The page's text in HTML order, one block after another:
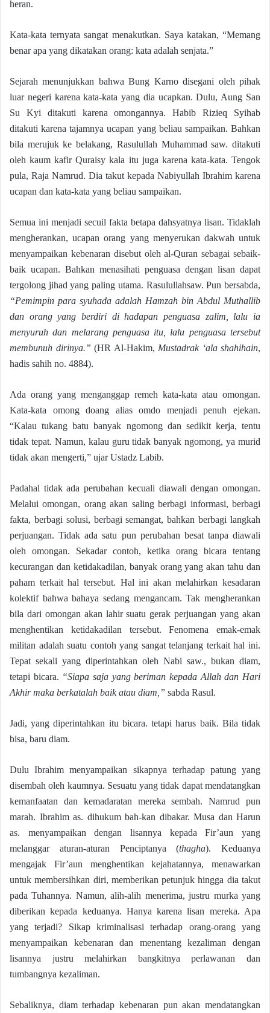
heran.
Kata-kata ternyata sangat menakutkan. Saya katakan, “Memang
benar apa yang dikatakan orang: kata adalah senjata.”
Sejarah menunjukkan bahwa Bung Karno disegani oleh pihak
luar negeri karena kata-kata yang dia ucapkan. Dulu, Aung San
Su Kyi ditakuti karena omongannya. Habib Rizieq Syihab
ditakuti karena tajamnya ucapan yang beliau sampaikan. Bahkan
bila merujuk ke belakang, Rasulullah Muhammad saw. ditakuti
oleh kaum kafir Quraisy kala itu juga karena kata-kata. Tengok
pula, Raja Namrud. Dia takut kepada Nabiyullah Ibrahim karena
ucapan dan kata-kata yang beliau sampaikan.
Semua ini menjadi secuil fakta betapa dahsyatnya lisan. Tidaklah
mengherankan, ucapan orang yang menyerukan dakwah untuk
menyampaikan kebenaran disebut oleh al-Quran sebagai sebaik-
baik ucapan. Bahkan menasihati penguasa dengan lisan dapat
tergolong jihad yang paling utama. Rasulullahsaw. Pun bersabda,
“Pemimpin para syuhada adalah Hamzah bin Abdul Muthallib
dan orang yang berdiri di hadapan penguasa zalim, lalu ia
menyuruh dan melarang penguasa itu, lalu penguasa tersebut
membunuh dirinya.” (HR Al-Hakim, Mustadrak ‘ala shahihain,
hadis sahih no. 4884).
Ada orang yang menganggap remeh kata-kata atau omongan.
Kata-kata omong doang alias omdo menjadi penuh ejekan.
“Kalau tukang batu banyak ngomong dan sedikit kerja, tentu
tidak tepat. Namun, kalau guru tidak banyak ngomong, ya murid
tidak akan mengerti,” ujar Ustadz Labib.
Padahal tidak ada perubahan kecuali diawali dengan omongan.
Melalui omongan, orang akan saling berbagi informasi, berbagi
fakta, berbagi solusi, berbagi semangat, bahkan berbagi langkah
perjuangan. Tidak ada satu pun perubahan besat tanpa diawali
oleh omongan. Sekadar contoh, ketika orang bicara tentang
kecurangan dan ketidakadilan, banyak orang yang akan tahu dan
paham terkait hal tersebut. Hal ini akan melahirkan kesadaran
kolektif bahwa bahaya sedang mengancam. Tak mengherankan
bila dari omongan akan lahir suatu gerak perjuangan yang akan
menghentikan ketidakadilan tersebut. Fenomena emak-emak
militan adalah suatu contoh yang sangat telanjang terkait hal ini.
Tepat sekali yang diperintahkan oleh Nabi saw., bukan diam,
tetapi bicara. “Siapa saja yang beriman kepada Allah dan Hari
Akhir maka berkatalah baik atau diam,” sabda Rasul.
Jadi, yang diperintahkan itu bicara. tetapi harus baik. Bila tidak
bisa, baru diam.
Dulu Ibrahim menyampaikan sikapnya terhadap patung yang
disembah oleh kaumnya. Sesuatu yang tidak dapat mendatangkan
kemanfaatan dan kemadaratan mereka sembah. Namrud pun
marah. Ibrahim as. dihukum bah-kan dibakar. Musa dan Harun
as. menyampaikan dengan lisannya kepada Fir’aun yang
melanggar aturan-aturan Penciptanya (thagha). Keduanya
mengajak Fir’aun menghentikan kejahatannya, menawarkan
untuk membersihkan diri, memberikan petunjuk hingga dia takut
pada Tuhannya. Namun, alih-alih menerima, justru murka yang
diberikan kepada keduanya. Hanya karena lisan mereka. Apa
yang terjadi? Sikap kriminalisasi terhadap orang-orang yang
menyampaikan kebenaran dan menentang kezaliman dengan
lisannya justru melahirkan bangkitnya perlawanan dan
tumbangnya kezaliman.
Sebaliknya, diam terhadap kebenaran pun akan mendatangkan